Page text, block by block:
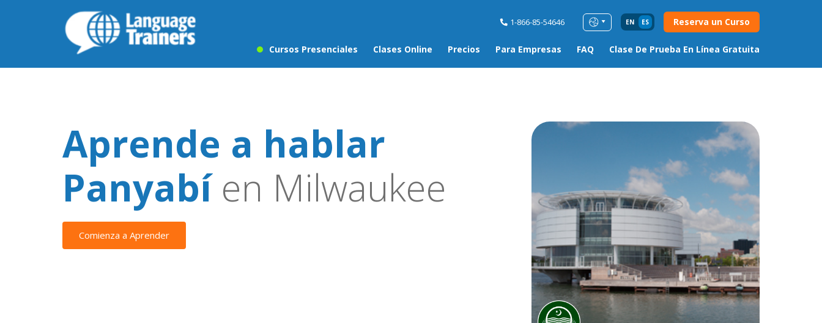
1-866-85-54646 EN ES Reserva un Curso
Cursos Presenciales Clases Online Precios Para Empresas FAQ Clase De Prueba En Línea Gratuita
Aprende a hablar
Panyabíen Milwaukee
Comienza a Aprender